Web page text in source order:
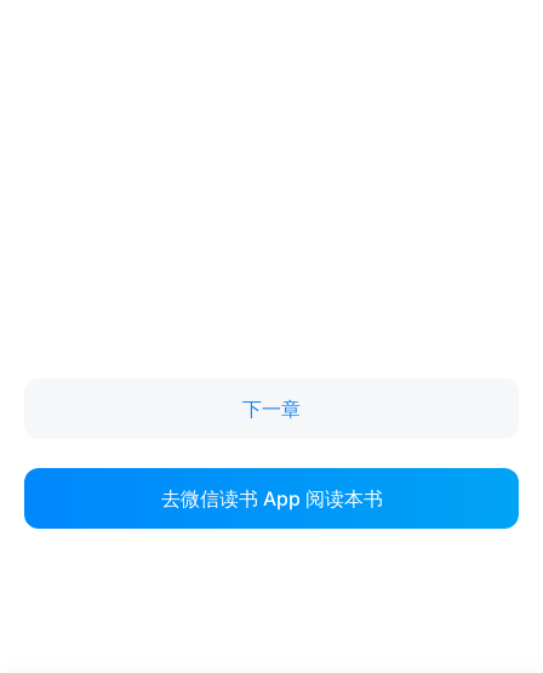
下一章
去微信读书 App 阅读本书